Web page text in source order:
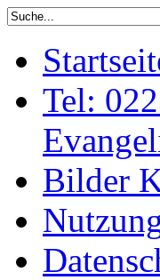
Tel:
Bilder